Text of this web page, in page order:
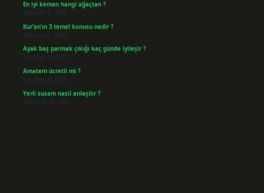
En iyi keman hangi ağaçtan ?
Ağustos 6, 2026
Kur’an’ın 3 temel konusu nedir ?
Ağustos 6, 2026
Ayak baş parmak çıkığı kaç günde iyileşir ?
Ağustos 5, 2026
Amatem ücretli mi ?
Ağustos 4, 2026
Yerli susam nasıl anlaşılır ?
Temmuz 29, 2026